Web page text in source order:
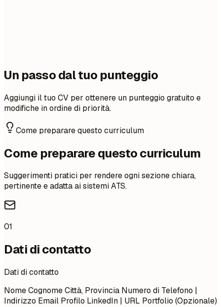
Un passo dal tuo punteggio
Aggiungi il tuo CV per ottenere un punteggio gratuito e
modifiche in ordine di priorità.
Come preparare questo curriculum
Come preparare questo curriculum
Suggerimenti pratici per rendere ogni sezione chiara,
pertinente e adatta ai sistemi ATS.
01
Dati di contatto
Dati di contatto
Nome Cognome Città, Provincia Numero di Telefono |
Indirizzo Email Profilo LinkedIn | URL Portfolio (Opzionale)